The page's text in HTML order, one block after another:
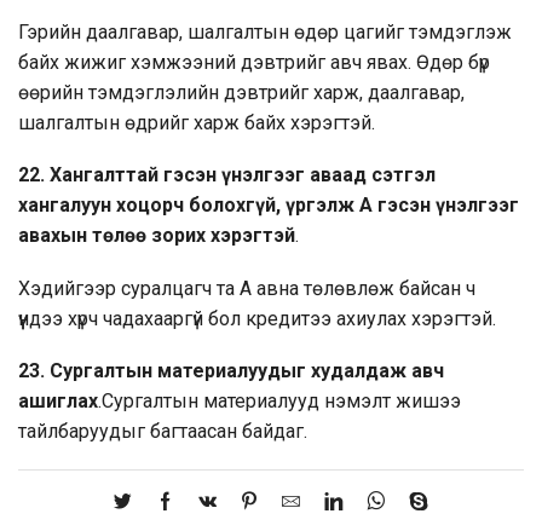
Гэрийн даалгавар, шалгалтын өдөр цагийг тэмдэглэж
байх жижиг хэмжээний дэвтрийг авч явах. Өдөр бүр
өөрийн тэмдэглэлийн дэвтрийг харж, даалгавар,
шалгалтын өдрийг харж байх хэрэгтэй.
22. Хангалттай гэсэн үнэлгээг аваад сэтгэл
хангалуун хоцорч болохгүй, үргэлж А гэсэн үнэлгээг
авахын төлөө зорих хэрэгтэй.
Хэдийгээр суралцагч та А авна төлөвлөж байсан ч
үүндээ хүрч чадахааргүй бол кредитээ ахиулах хэрэгтэй.
23. Сургалтын материалуудыг худалдаж авч
ашиглах.Сургалтын материалууд нэмэлт жишээ
тайлбаруудыг багтаасан байдаг.